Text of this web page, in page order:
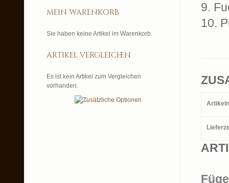
9.
10.
mein warenkorb
Sie haben keine Artikel im Warenkorb.
artikel vergleichen
Es ist kein Artikel zum Vergleichen
vorhanden.